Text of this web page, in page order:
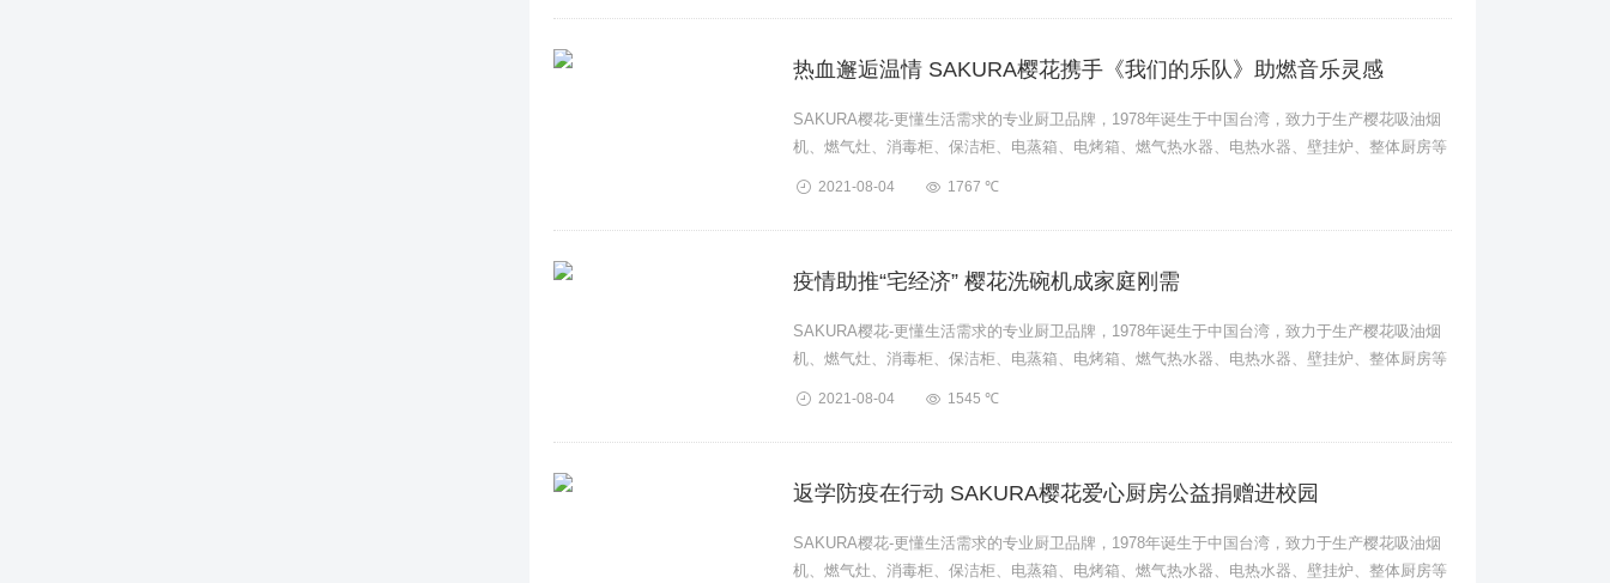
热血邂逅温情 SAKURA樱花携手《我们的乐队》助燃音乐灵感
SAKURA樱花-更懂生活需求的专业厨卫品牌，1978年诞生于中国台湾，致力于生产樱花吸油烟
机、燃气灶、消毒柜、保洁柜、电蒸箱、电烤箱、燃气热水器、电热水器、壁挂炉、整体厨房等
2021-08-04 1767 ℃
疫情助推“宅经济” 樱花洗碗机成家庭刚需
SAKURA樱花-更懂生活需求的专业厨卫品牌，1978年诞生于中国台湾，致力于生产樱花吸油烟
机、燃气灶、消毒柜、保洁柜、电蒸箱、电烤箱、燃气热水器、电热水器、壁挂炉、整体厨房等
2021-08-04 1545 ℃
返学防疫在行动 SAKURA樱花爱心厨房公益捐赠进校园
SAKURA樱花-更懂生活需求的专业厨卫品牌，1978年诞生于中国台湾，致力于生产樱花吸油烟
机、燃气灶、消毒柜、保洁柜、电蒸箱、电烤箱、燃气热水器、电热水器、壁挂炉、整体厨房等